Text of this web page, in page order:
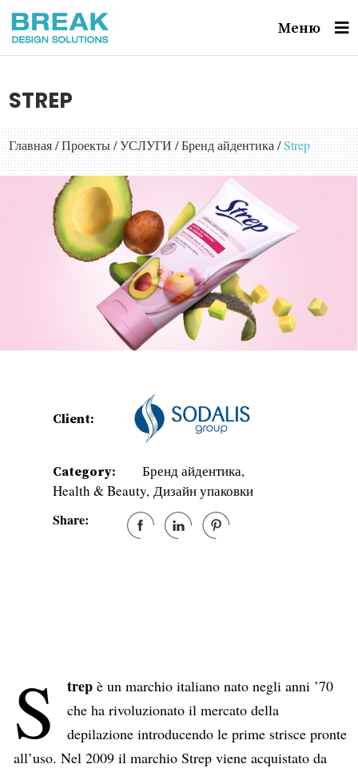
Меню
STREP
Главная/Проекты/УСЛУГИ /Бренд айдентика /Strep
Client:
Category:
Бренд айдентика
Health & Beauty Дизайн упаковки
Share:
S trep è un marchio italiano nato negli anni ’70
che ha rivoluzionato il mercato della
depilazione introducendo le prime strisce pronte
all’uso. Nel 2009 il marchio Strep viene acquistato da